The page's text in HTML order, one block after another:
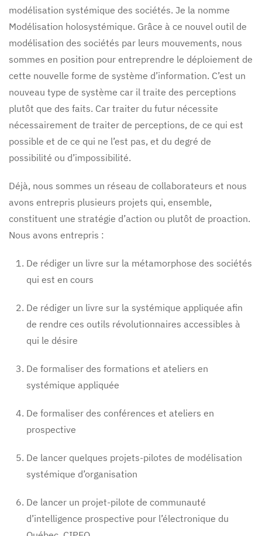
modélisation systémique des sociétés. Je la nomme
Modélisation holosystémique. Grâce à ce nouvel outil de
modélisation des sociétés par leurs mouvements, nous
sommes en position pour entreprendre le déploiement de
cette nouvelle forme de système d’information. C’est un
nouveau type de système car il traite des perceptions
plutôt que des faits. Car traiter du futur nécessite
nécessairement de traiter de perceptions, de ce qui est
possible et de ce qui ne l’est pas, et du degré de
possibilité ou d’impossibilité.
Déjà, nous sommes un réseau de collaborateurs et nous
avons entrepris plusieurs projets qui, ensemble,
constituent une stratégie d’action ou plutôt de proaction.
Nous avons entrepris :
De rédiger un livre sur la métamorphose des sociétés
qui est en cours
De rédiger un livre sur la systémique appliquée afin
de rendre ces outils révolutionnaires accessibles à
qui le désire
De formaliser des formations et ateliers en
systémique appliquée
De formaliser des conférences et ateliers en
prospective
De lancer quelques projets-pilotes de modélisation
systémique d’organisation
De lancer un projet-pilote de communauté
d’intelligence prospective pour l’électronique du